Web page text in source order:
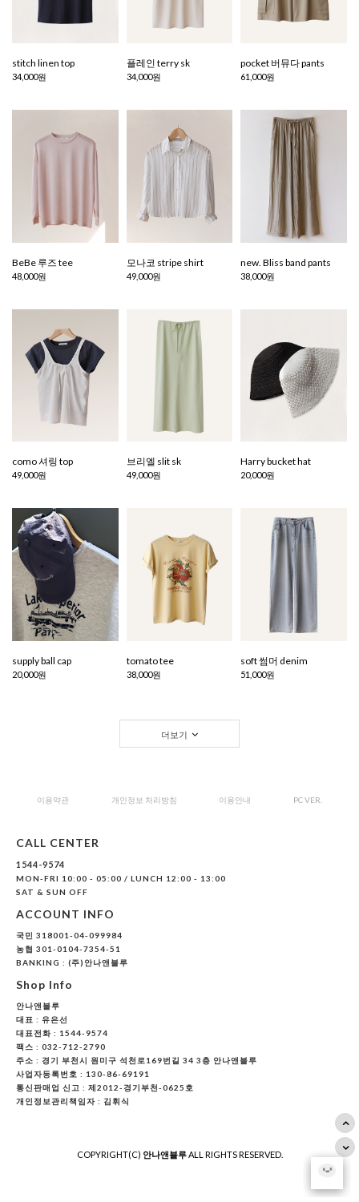
stitch linen top
34,000원
플레인 terry sk
34,000원
pocket 버뮤다 pants
61,000원
BeBe 루즈 tee
48,000원
모나코 stripe shirt
49,000원
new. Bliss band pants
38,000원
como 셔링 top
49,000원
브리엘 slit sk
49,000원
Harry bucket hat
20,000원
supply ball cap
20,000원
tomato tee
38,000원
soft 썸머 denim
51,000원
더보기
이용약관 개인정보 처리방침 이용안내 PC VER.
CALL CENTER
1544-9574
MON-FRI 10:00 - 05:00 / LUNCH 12:00 - 13:00
SAT & SUN OFF
ACCOUNT INFO
국민 318001-04-099984
농협 301-0104-7354-51
BANKING : (주)안나앤블루
Shop Info
안나앤블루
대표 : 유은선
대표전화 : 1544-9574
팩스 : 032-712-2790
주소 : 경기 부천시 원미구 석천로169번길 34 3층 안나앤블루
사업자등록번호 : 130-86-69191
통신판매업 신고 : 제2012-경기부천-0625호
개인정보관리책임자 : 김휘식
COPYRIGHT(C) 안나앤블루ALL RIGHTS RESERVED.